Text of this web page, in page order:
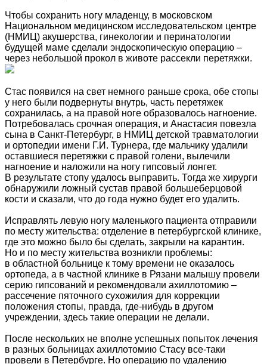
Чтобы сохранить ногу младенцу, в московском
Национальном медицинском исследовательском центре
(НМИЦ) акушерства, гинекологии и перинатологии
будущей маме сделали эндоскопическую операцию –
через небольшой прокол в животе рассекли перетяжки.
Стас появился на свет немного раньше срока, обе стопы
у него были подвернуты внутрь, часть перетяжек
сохранилась, а на правой ноге образовалось нагноение.
Потребовалась срочная операция, и Анастасия повезла
сына в Санкт-Петербург, в НМИЦ детской травматологии
и ортопедии имени Г.И. Турнера, где мальчику удалили
оставшиеся перетяжки с правой голени, вылечили
нагноение и наложили на ногу гипсовый лонгет.
В результате стопу удалось выправить. Тогда же хирурги
обнаружили ложный сустав правой большеберцовой
кости и сказали, что до года нужно будет его удалить.
Исправлять левую ногу маленького пациента отправили
по месту жительства: отделение в петербургской клинике,
где это можно было бы сделать, закрыли на карантин.
Но и по месту жительства возникли проблемы:
в областной больнице к тому времени не оказалось
ортопеда, а в частной клинике в Рязани малышу провели
серию гипсований и рекомендовали ахиллотомию –
рассечение пяточного сухожилия для коррекции
положения стопы, правда, где-нибудь в другом
учреждении, здесь такие операции не делали.
После нескольких не вполне успешных попыток лечения
в разных больницах ахиллотомию Стасу все-таки
провели в Петербурге. Но операцию по удалению